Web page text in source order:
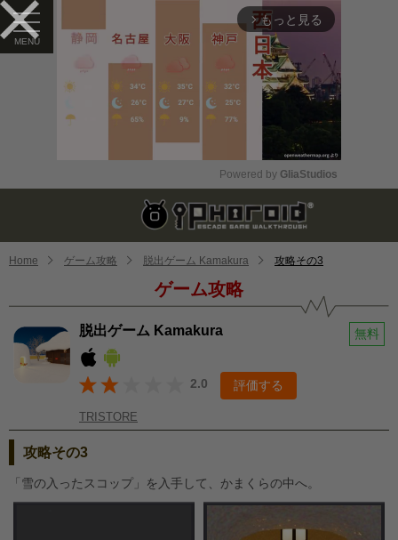
arrow_forward_ios もっと見る
Mute
Powered by GliaStudios
Home ゲーム攻略 脱出ゲーム Kamakura 攻略その3
ゲーム攻略
脱出ゲーム Kamakura 無料
2.0 評価する
TRISTORE
攻略その3
「雪の入ったスコップ」を入手して、かまくらの中へ。